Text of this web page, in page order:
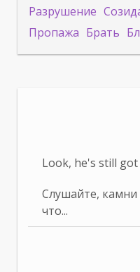
Разрушение
Пропажа Брать
Look, he's still got
Слушайте, камни
что...